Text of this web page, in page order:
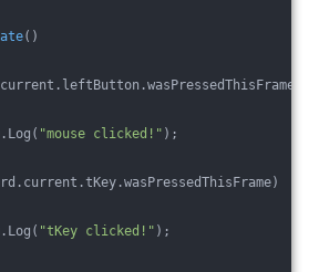
()
"mouse clicked!" );
"tKey clicked!" );